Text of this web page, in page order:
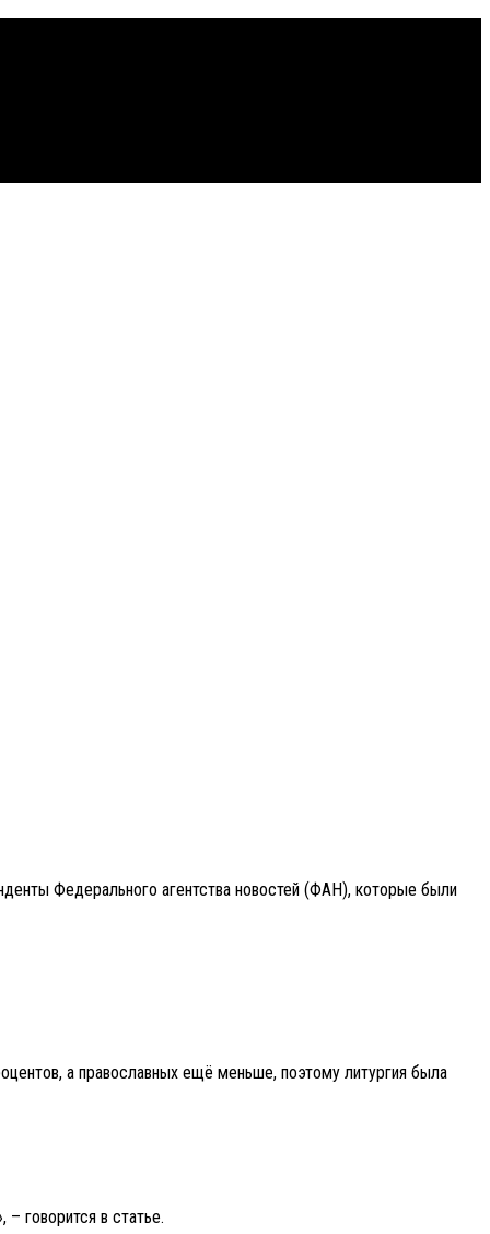
Федерального агентства новостей (ФАН), которые были
а православных ещё меньше, поэтому литургия была
говорится в статье.